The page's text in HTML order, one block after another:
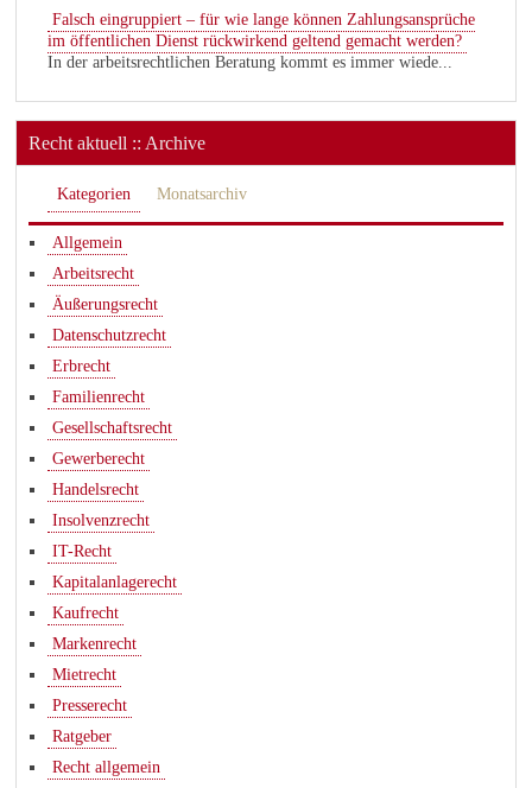
Falsch eingruppiert – für wie lange können Zahlungsansprüche
im öffentlichen Dienst rückwirkend geltend gemacht werden?
In der arbeitsrechtlichen Beratung kommt es immer wiede...
Recht aktuell :: Archive
Kategorien Monatsarchiv
Allgemein
Arbeitsrecht
Äußerungsrecht
Datenschutzrecht
Erbrecht
Familienrecht
Gesellschaftsrecht
Gewerberecht
Handelsrecht
Insolvenzrecht
IT-Recht
Kapitalanlagerecht
Kaufrecht
Markenrecht
Mietrecht
Presserecht
Ratgeber
Recht allgemein